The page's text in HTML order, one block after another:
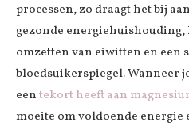
processen, zo draagt het bij
gezonde energiehuishouding,
omzetten van eiwitten en een
bloedsuikerspiegel. Wanneer
eentekort heeft aan
moeite om voldoende energie